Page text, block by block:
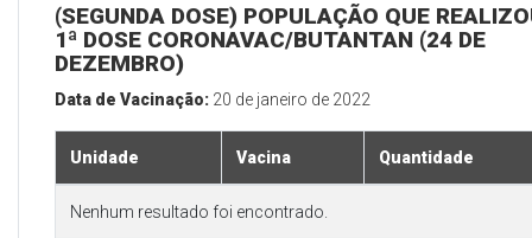
(SEGUNDA DOSE) POPULAÇÃO QUE
1ª DOSE CORONAVAC/BUTANTAN (24 DE
DEZEMBRO)
Data de Vacinação: 20 de janeiro de 2022
Unidade Vacina Quantidade
Nenhum resultado foi encontrado.